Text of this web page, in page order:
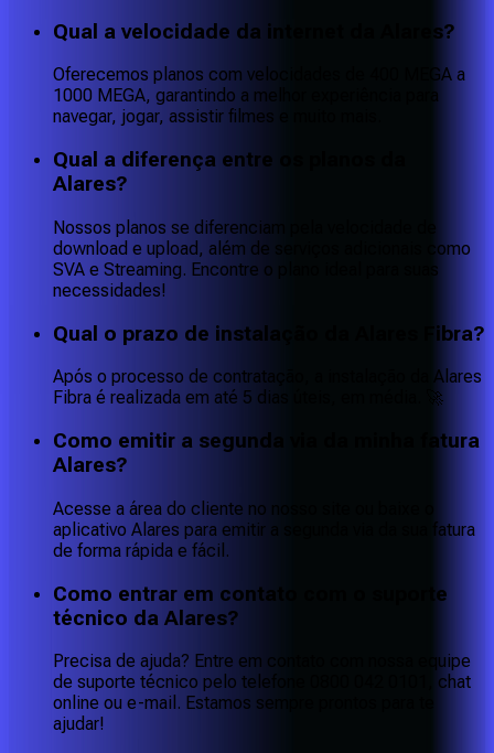
Qual a velocidade da internet da Alares?
Oferecemos planos com velocidades de 400 MEGA a
1000 MEGA, garantindo a melhor experiência para
navegar, jogar, assistir filmes e muito mais.
Qual a diferença entre os planos da
Alares?
Nossos planos se diferenciam pela velocidade de
download e upload, além de serviços adicionais como
SVA e Streaming. Encontre o plano ideal para suas
necessidades!
Qual o prazo de instalação da Alares Fibra?
Após o processo de contratação, a instalação da Alares
Fibra é realizada em até 5 dias úteis, em média. 🚀
Como emitir a segunda via da minha fatura
Alares?
Acesse a área do cliente no nosso site ou baixe o
aplicativo Alares para emitir a segunda via da sua fatura
de forma rápida e fácil.
Como entrar em contato com o suporte
técnico da Alares?
Precisa de ajuda? Entre em contato com nossa equipe
de suporte técnico pelo telefone 0800 042 0101, chat
online ou e-mail. Estamos sempre prontos para te
ajudar!